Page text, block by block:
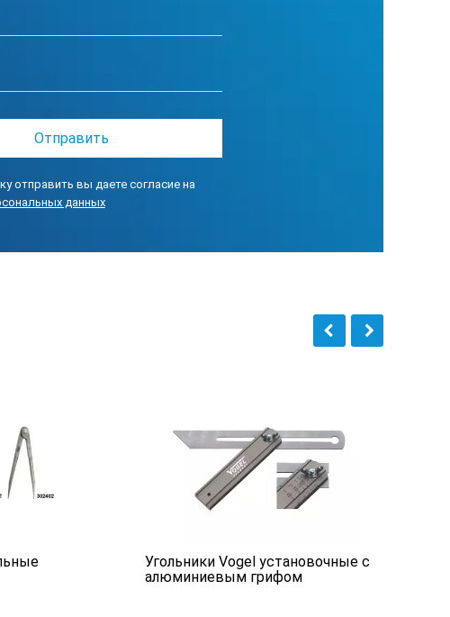
отправить вы даете согласие на
данных
Угольники Vogel установочные с
алюминиевым грифом